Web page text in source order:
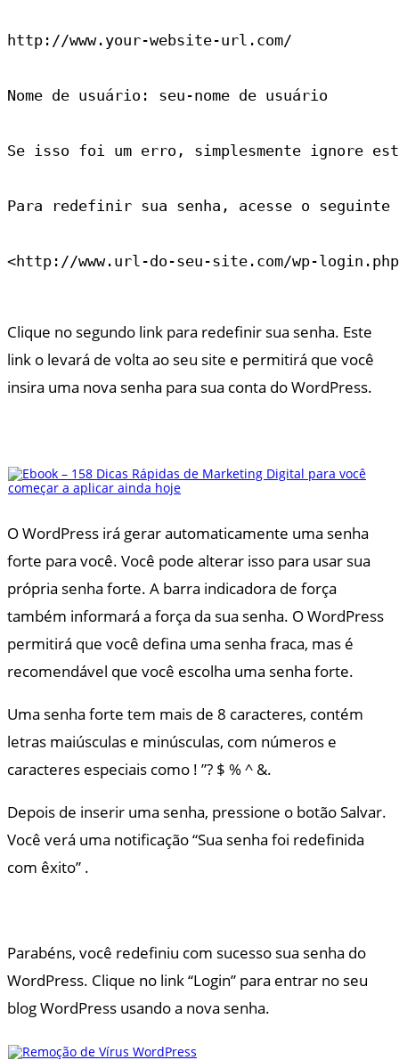
http://www.your-website-url.com/
Nome de usuário: seu-nome de usuário
Se isso foi um erro, simplesmente ignore
Para redefinir sua senha, acesse o seguinte
<http://www.url-do-seu-site.com/wp-
Clique no segundo link para redefinir sua senha. Este
link o levará de volta ao seu site e permitirá que você
insira uma nova senha para sua conta do WordPress.
O WordPress irá gerar automaticamente uma senha
forte para você. Você pode alterar isso para usar sua
própria senha forte. A barra indicadora de força
também informará a força da sua senha. O WordPress
permitirá que você defina uma senha fraca, mas é
recomendável que você escolha uma senha forte.
Uma senha forte tem mais de 8 caracteres, contém
letras maiúsculas e minúsculas, com números e
caracteres especiais como ! ”? $ % ^ &.
Depois de inserir uma senha, pressione o botão Salvar.
Você verá uma notificação “Sua senha foi redefinida
com êxito” .
Parabéns, você redefiniu com sucesso sua senha do
WordPress. Clique no link “Login” para entrar no seu
blog WordPress usando a nova senha.